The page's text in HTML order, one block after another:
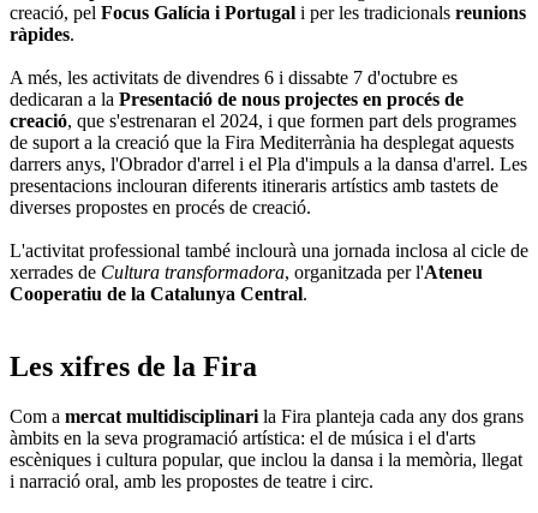
creació, pel Focus Galícia i Portugal i per les tradicionals reunions
ràpides.
A més, les activitats de divendres 6 i dissabte 7 d'octubre es
dedicaran a la Presentació de nous projectes en procés de
creació, que s'estrenaran el 2024, i que formen part dels programes
de suport a la creació que la Fira Mediterrània ha desplegat aquests
darrers anys, l'Obrador d'arrel i el Pla d'impuls a la dansa d'arrel. Les
presentacions inclouran diferents itineraris artístics amb tastets de
diverses propostes en procés de creació.
L'activitat professional també inclourà una jornada inclosa al cicle de
xerrades de Cultura transformadora, organitzada per l'Ateneu
Cooperatiu de la Catalunya Central.
Les xifres de la Fira
Com a mercat multidisciplinarila Fira planteja cada any dos grans
àmbits en la seva programació artística: el de música i el d'arts
escèniques i cultura popular, que inclou la dansa i la memòria, llegat
i narració oral, amb les propostes de teatre i circ.